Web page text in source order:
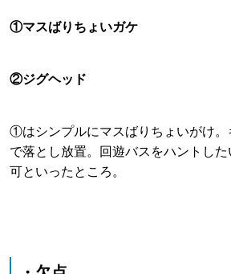
①マスばりちょいガケ
②ジグヘッド
①はシンプルにマスばりちょいがけ
で落とし放置。回遊バスをハントし
可といったところ。